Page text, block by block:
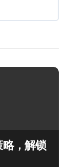
，解锁